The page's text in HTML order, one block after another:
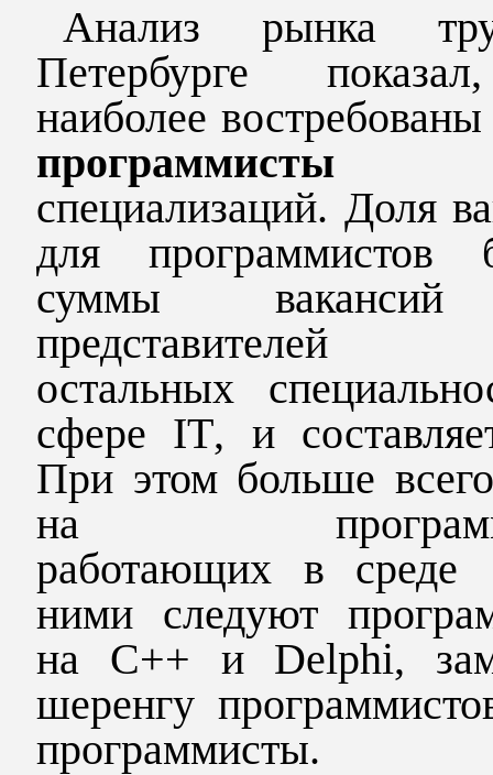
Анализ рынка
Петербурге
наиболее востребованы
программисты
специализаций. Доля
для программистов
суммы
представителей
остальных
сфере IT, и
При этом больше
на
работающих в среде
ними следуют
на С++ и Delphi,
шеренгу
программисты.